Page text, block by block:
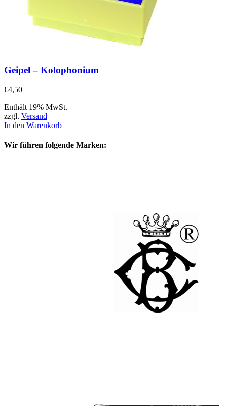
Geipel – Kolophonium
€4,50
Enthält 19% MwSt.
zzgl. Versand
In den Warenkorb
Wir führen folgende Marken: